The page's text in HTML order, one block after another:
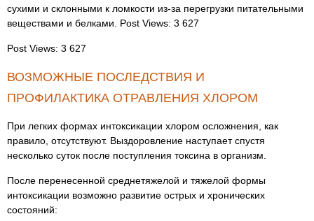
сухими и склонными к ломкости из-за перегрузки питательными
веществами и белками. Post Views: 3 627
Post Views: 3 627
ВОЗМОЖНЫЕ ПОСЛЕДСТВИЯ И
ПРОФИЛАКТИКА ОТРАВЛЕНИЯ ХЛОРОМ
При легких формах интоксикации хлором осложнения, как
правило, отсутствуют. Выздоровление наступает спустя
несколько суток после поступления токсина в организм.
После перенесенной среднетяжелой и тяжелой формы
интоксикации возможно развитие острых и хронических
состояний: